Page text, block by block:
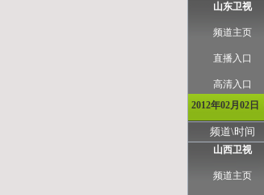
山东卫视
频道主页
直播入口
高清入口
2012年02月02日
频道\时间
山西卫视
频道主页